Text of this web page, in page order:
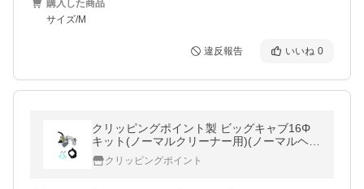
購入した商品
サイズ/M
違反報告 いいね 0
クリッピングポイント製 ビッグキャブ16Φ
キット(ノーマルクリーナー用)(ノーマルヘッ
ド用) 適合：リトルカブ(キャブ車)
クリッピングポイント